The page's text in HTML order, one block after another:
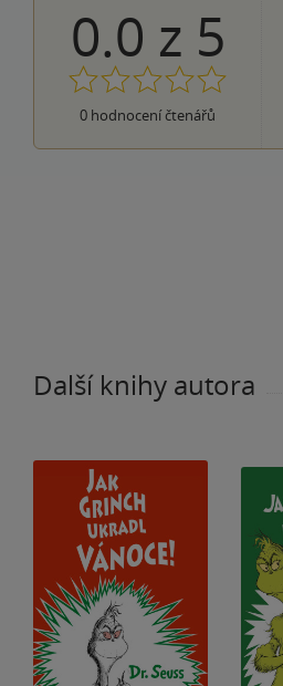
0.0 z 5
0 hodnocení čtenářů
Další knihy autora